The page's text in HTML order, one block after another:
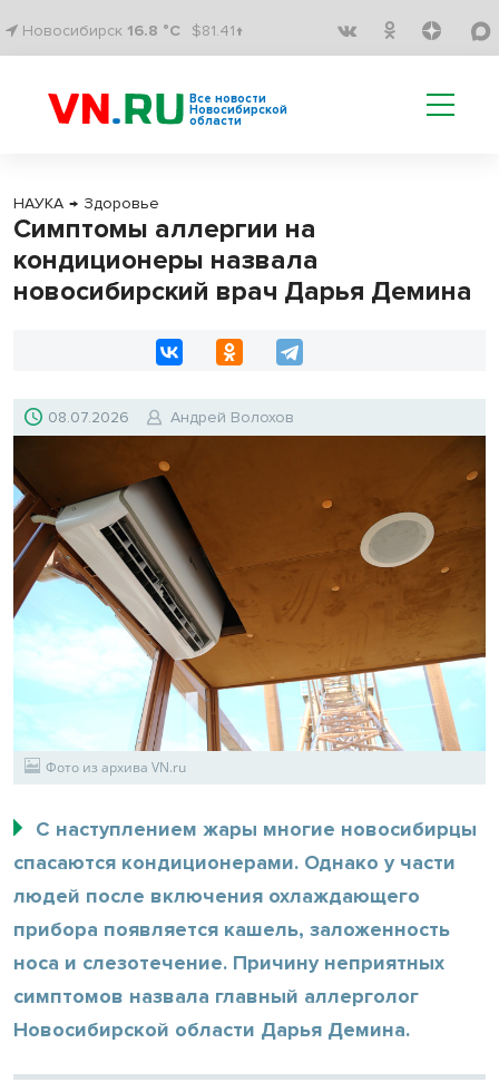
Новосибирск 16.8 °C $81.41↑
Все новости
Новосибирской
области
НАУКА → Здоровье
Симптомы аллергии на
кондиционеры назвала
новосибирский врач Дарья Демина
08.07.2026 Андрей Волохов
Фото из архива VN.ru
С наступлением жары многие новосибирцы
спасаются кондиционерами. Однако у части
людей после включения охлаждающего
прибора появляется кашель, заложенность
носа и слезотечение. Причину неприятных
симптомов назвала главный аллерголог
Новосибирской области Дарья Демина.